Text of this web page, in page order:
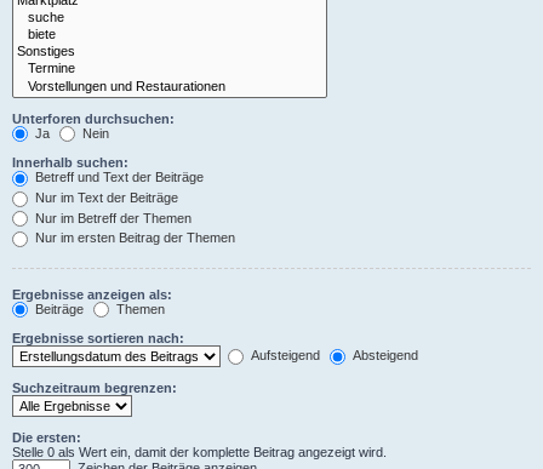
Unterforen durchsuchen:
Ja
Nein
Innerhalb suchen:
Betreff und Text der Beiträge
Nur im Text der Beiträge
Nur im Betreff der Themen
Nur im ersten Beitrag der Themen
Ergebnisse anzeigen als:
Beiträge
Themen
Ergebnisse sortieren nach:
Aufsteigend
Absteigend
Suchzeitraum begrenzen:
Die ersten:
Stelle 0 als Wert ein, damit der komplette Beitrag angezeigt wird.